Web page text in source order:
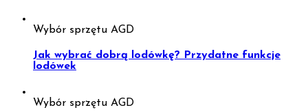
Wybór sprzętu AGD
Jak wybrać dobrą lodówkę? Przydatne funkcje
lodówek
Wybór sprzętu AGD